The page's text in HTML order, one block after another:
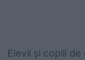
Elevii și copiii